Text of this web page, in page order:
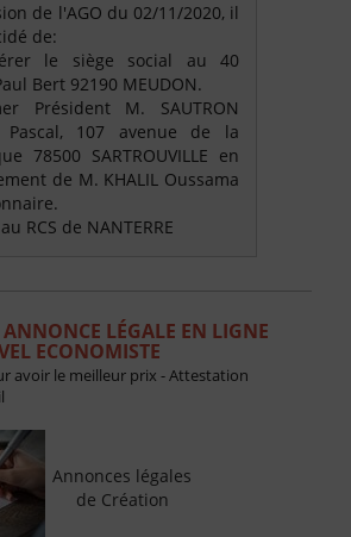
de l'AGO du 02/11/2020, il
de:
le siège social au 40
Bert 92190 MEUDON.
Président M. SAUTRON
Pascal, 107 avenue de la
78500 SARTROUVILLE en
de M. KHALIL Oussama
RCS de NANTERRE
LÉGALE EN LIGNE
ECONOMISTE
avoir le meilleur prix - Attestation
Annonces légales
de Création